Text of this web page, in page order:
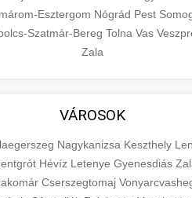
Esztergom Nógrád Pest
Szatmár-Bereg Tolna Vas
Zala
VÁROSOK
Nagykanizsa Keszthely
Hévíz Letenye Gyenesdiás
Cserszegtomaj